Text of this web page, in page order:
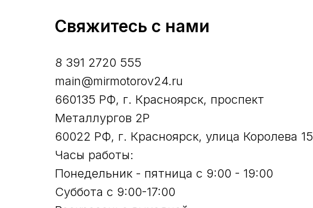
Свяжитесь с нами
8 391 2720 555
main@mirmotorov24.ru
660135 РФ, г. Красноярск, проспект
Металлургов 2Р
60022 РФ, г. Красноярск, улица Королева 15
Часы работы:
Понедельник - пятница с 9:00 - 19:00
Суббота с 9:00-17:00